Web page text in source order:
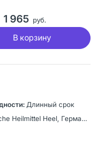
1 965 руб.
В корзину
Длинный срок
Biologische Heilmittel Heel, Германия